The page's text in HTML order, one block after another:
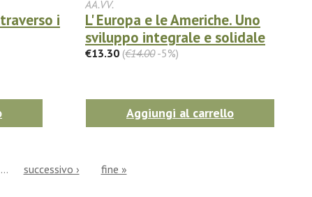
i
AA.VV.
L' Europa e le Americhe. Uno
sviluppo integrale e solidale
€13.30 (€14.00-5%)
Aggiungi al carrello
… successivo › fine »